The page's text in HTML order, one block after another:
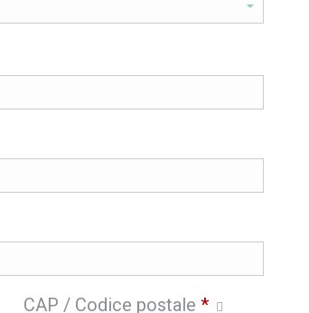
CAP / Codice postale*